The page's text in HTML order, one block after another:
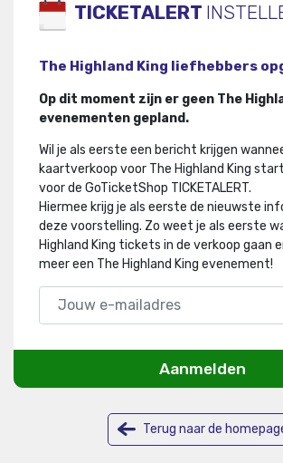
TICKETALERT
The Highland King liefhebbers
Op dit moment zijn er geen The
evenementen gepland.
Wil je als eerste een bericht krijgen
kaartverkoop voor The Highland King
voor de GoTicketShop TICKETALERT.
Hiermee krijg je als eerste de nieuwste
deze voorstelling. Zo weet je als eerste
Highland King tickets in de verkoop gaan
meer een The Highland King evenement!
Aanmelden
Terug naar de